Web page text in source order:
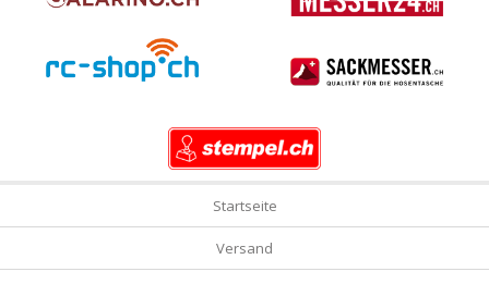
Startseite
Versand